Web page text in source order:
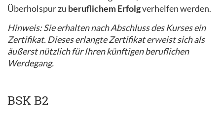
Überholspur zu beruflichem Erfolgverhelfen werden.
Hinweis: Sie erhalten nach Abschluss des Kurses ein
Zertifikat. Dieses erlangte Zertifikat erweist sich als
äußerst nützlich für Ihren künftigen beruflichen
Werdegang.
BSK B2